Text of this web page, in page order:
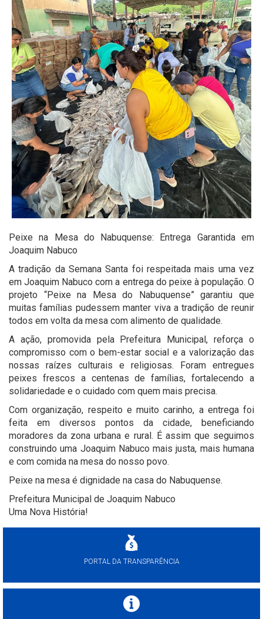
Peixe na Mesa do Nabuquense: Entrega Garantida em
Joaquim Nabuco
A tradição da Semana Santa foi respeitada mais uma vez
em Joaquim Nabuco com a entrega do peixe à população. O
projeto “Peixe na Mesa do Nabuquense” garantiu que
muitas famílias pudessem manter viva a tradição de reunir
todos em volta da mesa com alimento de qualidade.
A ação, promovida pela Prefeitura Municipal, reforça o
compromisso com o bem-estar social e a valorização das
nossas raízes culturais e religiosas. Foram entregues
peixes frescos a centenas de famílias, fortalecendo a
solidariedade e o cuidado com quem mais precisa.
Com organização, respeito e muito carinho, a entrega foi
feita em diversos pontos da cidade, beneficiando
moradores da zona urbana e rural. É assim que seguimos
construindo uma Joaquim Nabuco mais justa, mais humana
e com comida na mesa do nosso povo.
Peixe na mesa é dignidade na casa do Nabuquense.
Prefeitura Municipal de Joaquim Nabuco
Uma Nova História!
PORTAL DA TRANSPARÊNCIA